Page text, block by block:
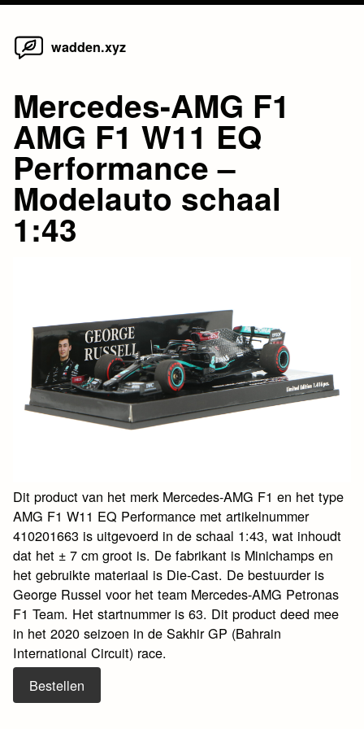
Skip
wadden.xyz
Mercedes-AMG F1
AMG F1 W11 EQ
Performance –
Modelauto schaal
1:43
Dit product van het merk Mercedes-AMG F1 en het type
AMG F1 W11 EQ Performance met artikelnummer
410201663 is uitgevoerd in de schaal 1:43, wat inhoudt
dat het ± 7 cm groot is. De fabrikant is Minichamps en
het gebruikte materiaal is Die-Cast. De bestuurder is
George Russel voor het team Mercedes-AMG Petronas
F1 Team. Het startnummer is 63. Dit product deed mee
in het 2020 seizoen in de Sakhir GP (Bahrain
International Circuit) race.
Bestellen